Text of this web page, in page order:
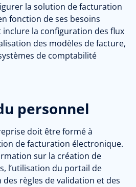
la solution de facturation
fonction de ses besoins
inclure la configuration des flux
des modèles de facture,
de comptabilité
personnel
doit être formé à
de facturation électronique.
sur la création de
l’utilisation du portail de
règles de validation et des